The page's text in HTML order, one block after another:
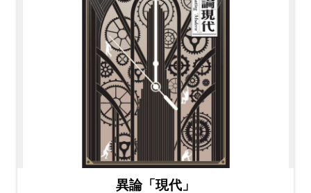
異論「現代」